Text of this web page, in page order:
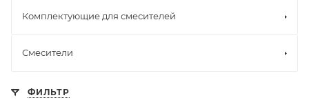
Комплектующие для смесителей
Смесители
ФИЛЬТР